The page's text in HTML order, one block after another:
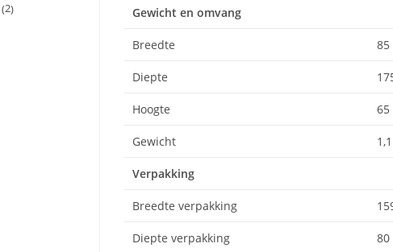
Gewicht en omvang
Breedte 85
Diepte
Hoogte 65
Gewicht
Verpakking
Breedte verpakking
Diepte verpakking 80
2